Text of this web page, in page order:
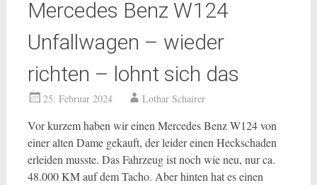
Mercedes Benz W124
Unfallwagen – wieder
richten – lohnt sich das
25. Februar 2024 Lothar Schairer
Vor kurzem haben wir einen Mercedes Benz W124 von
einer alten Dame gekauft, der leider einen Heckschaden
erleiden musste. Das Fahrzeug ist noch wie neu, nur ca.
48.000 KM auf dem Tacho. Aber hinten hat es einen